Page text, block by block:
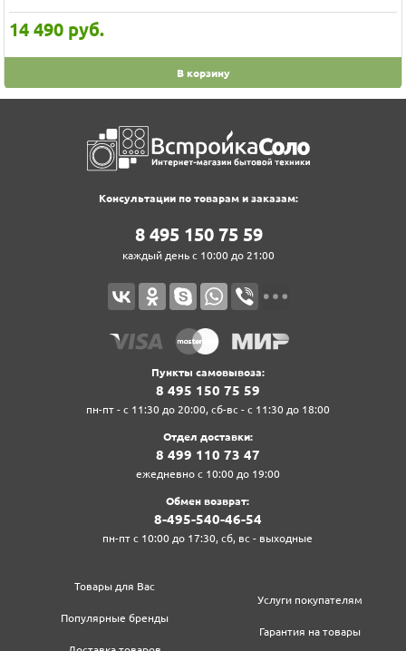
36 990 руб.
В корзину
Консультации по товарам и заказам:
8‍ 4‍9‍5‍ 1‍5‍0‍ 7‍5‍ 5‍9‍
каждый день с 10:00 до 21:00
Пункты самовывоза:
8‍ 4‍9‍5‍ 1‍5‍0‍ 7‍5‍ 5‍9‍
пн-пт - с 11:30 до 20:00, сб-вс - с 11:30 до 18:00
Отдел доставки:
8‍ 4‍9‍9‍ 1‍1‍0‍ 7‍3‍ 4‍7‍
ежедневно с 10:00 до 19:00
Обмен возврат:
8‍-4‍9‍5‍-5‍4‍0‍-4‍6‍-5‍4‍
пн-пт с 10:00 до 17:30, сб, вс - выходные
Товары для Вас
Популярные бренды
Услуги покупателям
Гарантия на товары